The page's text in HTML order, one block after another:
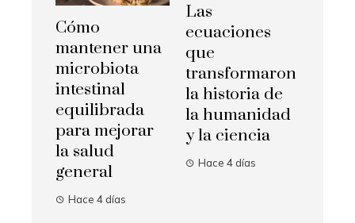
Cómo
mantener una
microbiota
intestinal
equilibrada
para mejorar
la salud
general
Hace 4 días
Las
ecuaciones
que
transformaron
la historia de
la humanidad
y la ciencia
Hace 4 días